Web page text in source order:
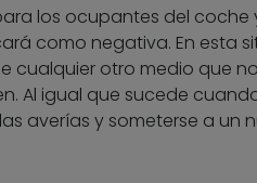
los ocupantes del coche
como negativa. En esta
cualquier otro medio que
Al igual que sucede
averías y someterse a un